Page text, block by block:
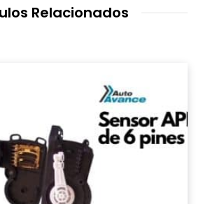
e
Relacionados